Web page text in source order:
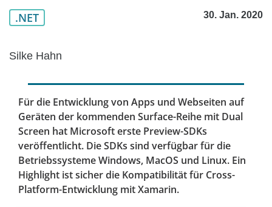
.NET 30. Jan. 2020
Silke Hahn
Für die Entwicklung von Apps und Webseiten auf
Geräten der kommenden Surface-Reihe mit Dual
Screen hat Microsoft erste Preview-SDKs
veröffentlicht. Die SDKs sind verfügbar für die
Betriebssysteme Windows, MacOS und Linux. Ein
Highlight ist sicher die Kompatibilität für Cross-
Platform-Entwicklung mit Xamarin.